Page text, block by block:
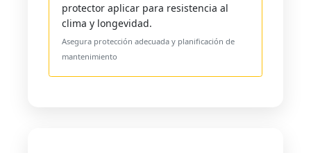
protector aplicar para resistencia al
clima y longevidad.
Asegura protección adecuada y planificación de
mantenimiento